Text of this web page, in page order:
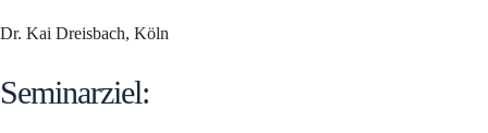
Dr. Kai Dreisbach, Köln
Seminarziel: